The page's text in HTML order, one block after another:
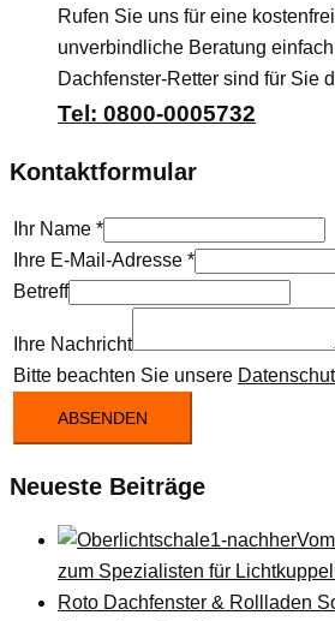
Rufen Sie uns für eine
unverbindliche Beratung
Dachfenster-Retter sind für Sie
Tel: 0800-0005732
Kontaktformular
Ihr Name *
Ihre E-Mail-Adresse *
Betreff
Ihre Nachricht
Bitte beachten Sie unsere
ABSENDEN
Neueste Beiträge
zum Spezialisten für
Roto Dachfenster & Rollladen